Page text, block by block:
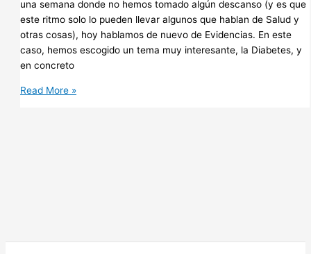
una semana donde no hemos tomado algún descanso (y es que
este ritmo solo lo pueden llevar algunos que hablan de Salud y
otras cosas), hoy hablamos de nuevo de Evidencias. En este
caso, hemos escogido un tema muy interesante, la Diabetes, y
en concreto
Educación
Read More »